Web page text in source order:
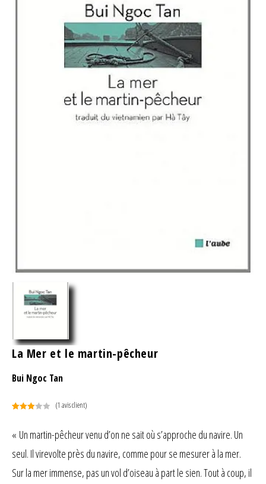
La Mer et le martin-pêcheur
Bui Ngoc Tan
sur 5
basé
notation
(1 avis client)
« Un martin-pêcheur venu d’on ne sait où s’approche du navire. Un
seul. Il virevolte près du navire, comme pour se mesurer à la mer.
Sur la mer immense, pas un vol d’oiseau à part le sien. Tout à coup, il